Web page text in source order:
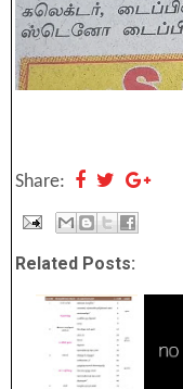
Share:
Related Posts: